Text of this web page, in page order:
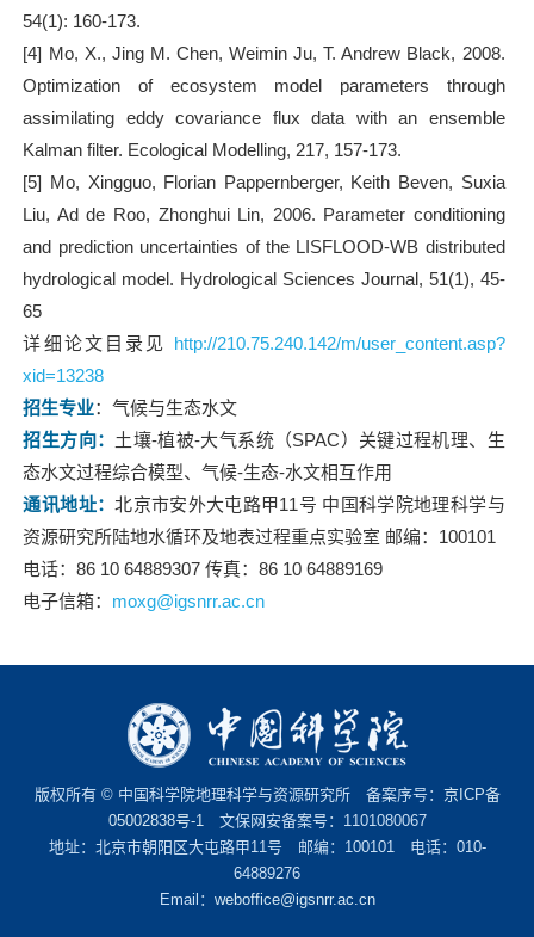
54(1): 160-173.
[4] Mo, X., Jing M. Chen, Weimin Ju, T. Andrew Black, 2008.
Optimization of ecosystem model parameters through
assimilating eddy covariance flux data with an ensemble
Kalman filter. Ecological Modelling, 217, 157-173.
[5] Mo, Xingguo, Florian Pappernberger, Keith Beven, Suxia
Liu, Ad de Roo, Zhonghui Lin, 2006. Parameter conditioning
and prediction uncertainties of the LISFLOOD-WB distributed
hydrological model. Hydrological Sciences Journal, 51(1), 45-
65
详细论文目录见 http://210.75.240.142/m/user_content.asp?
xid=13238
招生专业：气候与生态水文
招生方向： 土壤-植被-大气系统（SPAC）关键过程机理、生
态水文过程综合模型、气候-生态-水文相互作用
通讯地址：北京市安外大屯路甲11号 中国科学院地理科学与
资源研究所陆地水循环及地表过程重点实验室 邮编：100101
电话：86 10 64889307 传真：86 10 64889169
电子信箱： moxg@igsnrr.ac.cn
版权所有 © 中国科学院地理科学与资源研究所 备案序号： 京ICP备
05002838号-1 文保网安备案号：1101080067
地址：北京市朝阳区大屯路甲11号 邮编：100101 电话：010-
64889276
Email： weboffice@igsnrr.ac.cn